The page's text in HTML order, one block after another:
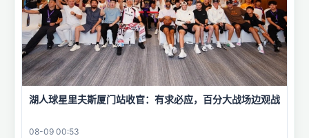
湖人球星里夫斯厦门站收官：有求必应，百分大战场边观战
08-09 00:53